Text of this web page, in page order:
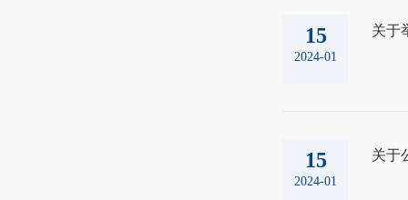
15
2024-01
关于
15
2024-01
关于